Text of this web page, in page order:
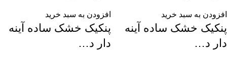
افزودن به سبد خرید
پنکیک خشک ساده آینه
دار د…
افزودن به سبد خرید
پنکیک خشک ساده آینه
دار د…